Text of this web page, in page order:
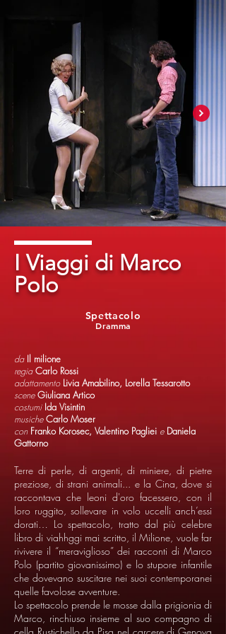
I Viaggi di Marco
Polo
Dramma
Spettacolo
daIl milione
regia Carlo Rossi
adattamento Livia Amabilino, Lorella Tessarotto
sceneGiuliana Artico
costumi Ida Visintin
musiche Carlo Moser
con Franko Korosec, Valentino Pagliei eDaniela
Gattorno
Terre di perle, di argenti, di miniere, di pietre
preziose, di strani animali... e la Cina, dove si
raccontava che leoni d'oro facessero, con il
loro ruggito, sollevare in volo uccelli anch’essi
dorati… Lo spettacolo, tratto dal più celebre
libro di viahhggi mai scritto, il Milione, vuole far
rivivere il “meraviglioso” dei racconti di Marco
Polo (partito giovanissimo) e lo stupore infantile
che dovevano suscitare nei suoi contemporanei
quelle favolose avventure.
Lo spettacolo prende le mosse dalla prigionia di
Marco, rinchiuso insieme al suo compagno di